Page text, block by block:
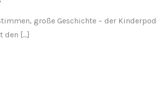
große Geschichte – der
den […]